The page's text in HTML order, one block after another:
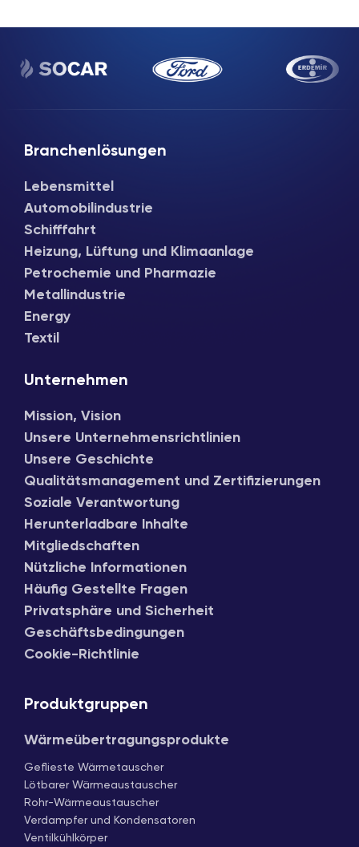
Branchenlösungen
Lebensmittel
Automobilindustrie
Schifffahrt
Heizung, Lüftung und Klimaanlage
Petrochemie und Pharmazie
Metallindustrie
Energy
Textil
Unternehmen
Mission, Vision
Unsere Unternehmensrichtlinien
Unsere Geschichte
Qualitätsmanagement und Zertifizierungen
Soziale Verantwortung
Herunterladbare Inhalte
Mitgliedschaften
Nützliche Informationen
Häufig Gestellte Fragen
Privatsphäre und Sicherheit
Geschäftsbedingungen
Cookie-Richtlinie
Produktgruppen
Wärmeübertragungsprodukte
Geflieste Wärmetauscher
Lötbarer Wärmeaustauscher
Rohr-Wärmeaustauscher
Verdampfer und Kondensatoren
Ventilkühlkörper